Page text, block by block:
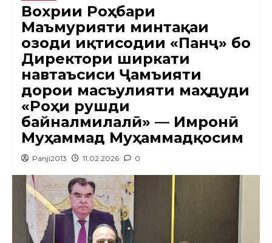
Вохӯрии Роҳбари
Маъмурияти минтақаи
озоди иқтисодии «Панҷ» бо
Директори ширкати
навтаъсиси Ҷамъияти
дорои масъулияти маҳдуди
«Роҳи рушди
байналмилалӣ» — Имронӣ
Муҳаммад Муҳаммадқосим
Panji2013 11.02.2026 0